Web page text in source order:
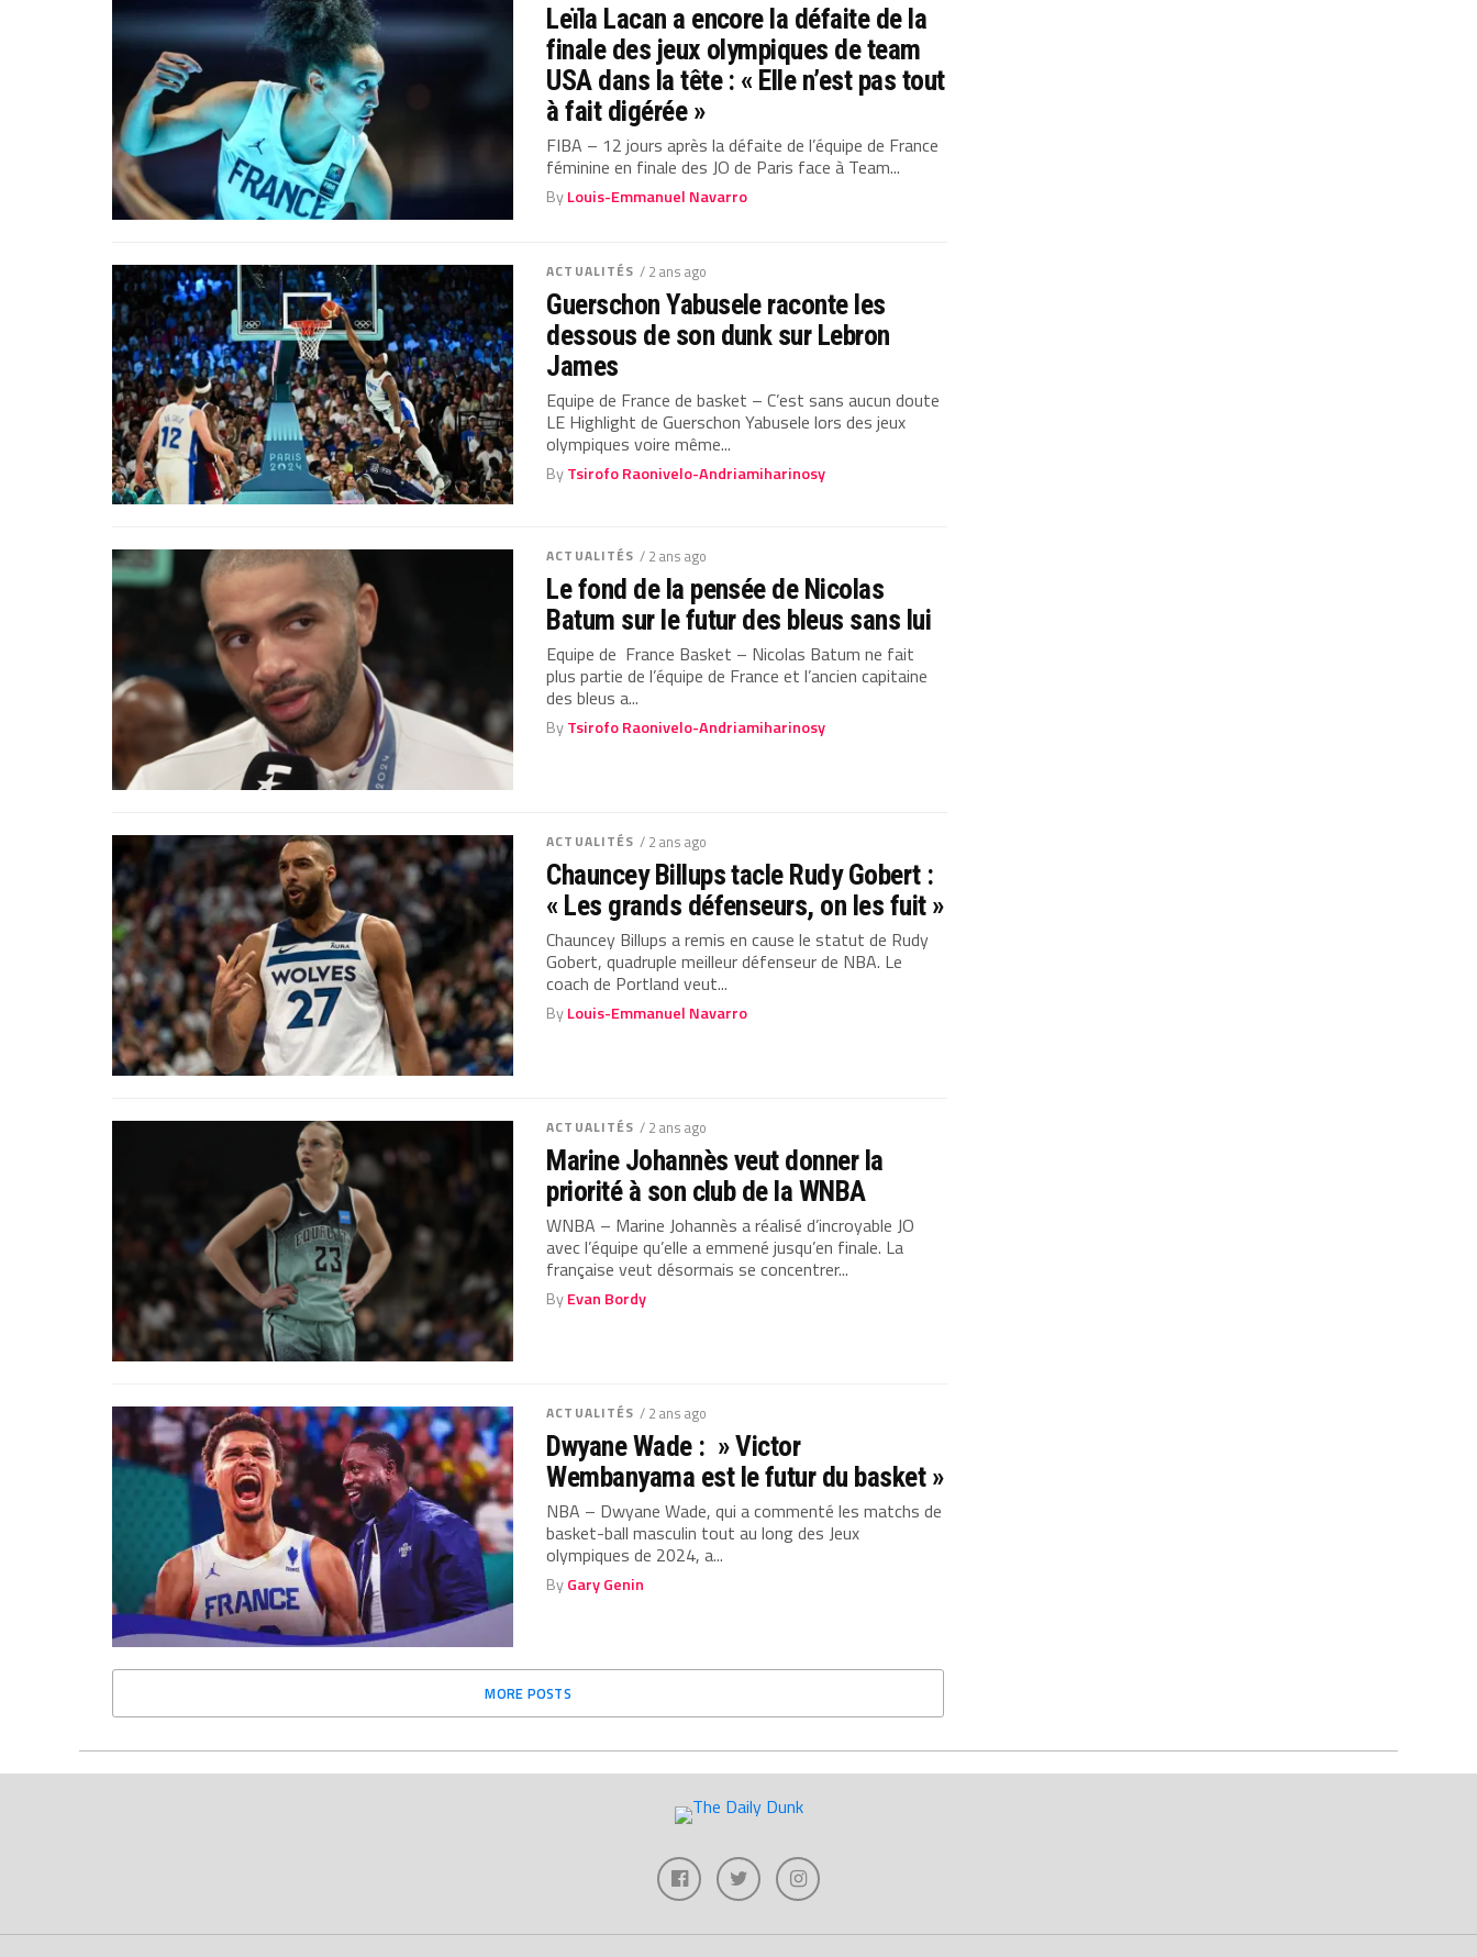
Leïla Lacan a encore la défaite de la
finale des jeux olympiques de team
USA dans la tête : « Elle n’est pas tout
à fait digérée »
FIBA – 12 jours après la défaite de l’équipe de France
féminine en finale des JO de Paris face à Team...
ByLouis-Emmanuel Navarro
ACTUALITÉS / 2 ans ago
Guerschon Yabusele raconte les
dessous de son dunk sur Lebron
James
Equipe de France de basket – C’est sans aucun doute
LE Highlight de Guerschon Yabusele lors des jeux
olympiques voire même...
ByTsirofo Raonivelo-Andriamiharinosy
ACTUALITÉS / 2 ans ago
Le fond de la pensée de Nicolas
Batum sur le futur des bleus sans lui
Equipe de France Basket – Nicolas Batum ne fait
plus partie de l’équipe de France et l’ancien capitaine
des bleus a...
ByTsirofo Raonivelo-Andriamiharinosy
ACTUALITÉS / 2 ans ago
Chauncey Billups tacle Rudy Gobert :
« Les grands défenseurs, on les fuit »
Chauncey Billups a remis en cause le statut de Rudy
Gobert, quadruple meilleur défenseur de NBA. Le
coach de Portland veut...
ByLouis-Emmanuel Navarro
ACTUALITÉS / 2 ans ago
Marine Johannès veut donner la
priorité à son club de la WNBA
WNBA – Marine Johannès a réalisé d’incroyable JO
avec l’équipe qu’elle a emmené jusqu’en finale. La
française veut désormais se concentrer...
ByEvan Bordy
ACTUALITÉS / 2 ans ago
Dwyane Wade : » Victor
Wembanyama est le futur du basket »
NBA – Dwyane Wade, qui a commenté les matchs de
basket-ball masculin tout au long des Jeux
olympiques de 2024, a...
ByGary Genin
MORE POSTS